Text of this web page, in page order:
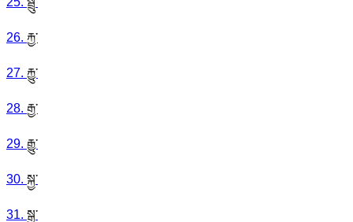
26. རྐྱ་
27. རྐྱུ་
28. རྒྱ་
29. རྒྱུ་
30. སྐྱ་
31. སྒྱ་